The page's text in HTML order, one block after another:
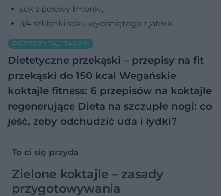
sok z połowy limonki,
3/4 szklanki soku wyciśniętego z jabłek.
PRZECZYTAJ TAKŻE:
Dietetyczne przekąski – przepisy na fit
przekąski do 150 kcal Wegańskie
koktajle fitness: 6 przepisów na koktajle
regenerujące Dieta na szczupłe nogi: co
jeść, żeby odchudzić uda i łydki?
To ci się przyda
Zielone koktajle – zasady
przygotowywania